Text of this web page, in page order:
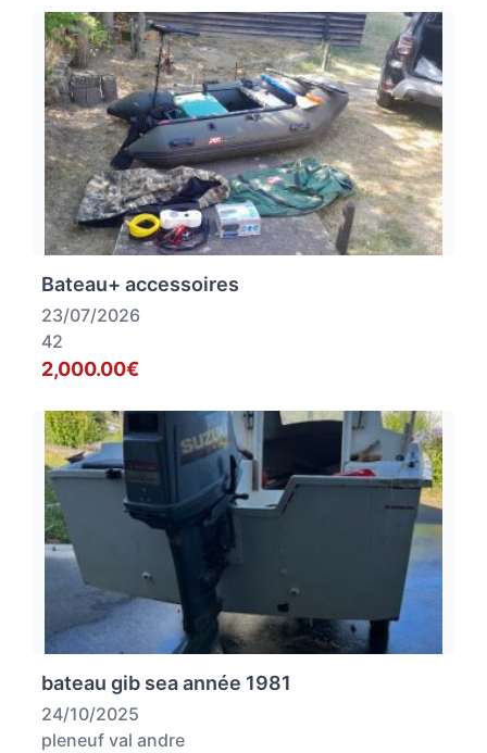
Bateau+ accessoires
23/07/2026
42
2,000.00€
bateau gib sea année 1981
24/10/2025
pleneuf val andre